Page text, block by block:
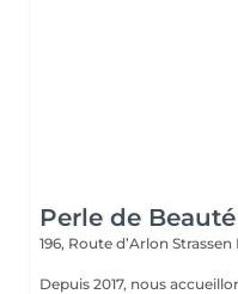
Perle de
196, Route d’Arlon Strassen
Depuis 2017, nous